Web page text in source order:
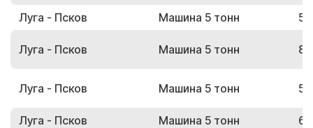
Луга - Псков
Машина 5 тонн
Луга - Псков Машина 5 тонн
Луга - Псков Машина 5 тонн
Луга - Псков Машина 5 тонн